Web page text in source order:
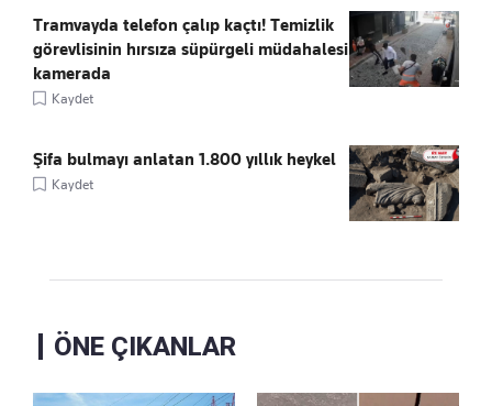
Tramvayda telefon çalıp kaçtı! Temizlik
görevlisinin hırsıza süpürgeli müdahalesi
kamerada
Kaydet
Şifa bulmayı anlatan 1.800 yıllık heykel
Kaydet
ÖNE ÇIKANLAR